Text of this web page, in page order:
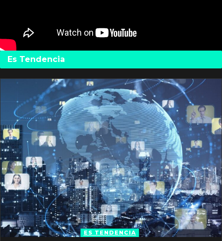
Es Tendencia
ES TENDENCIA